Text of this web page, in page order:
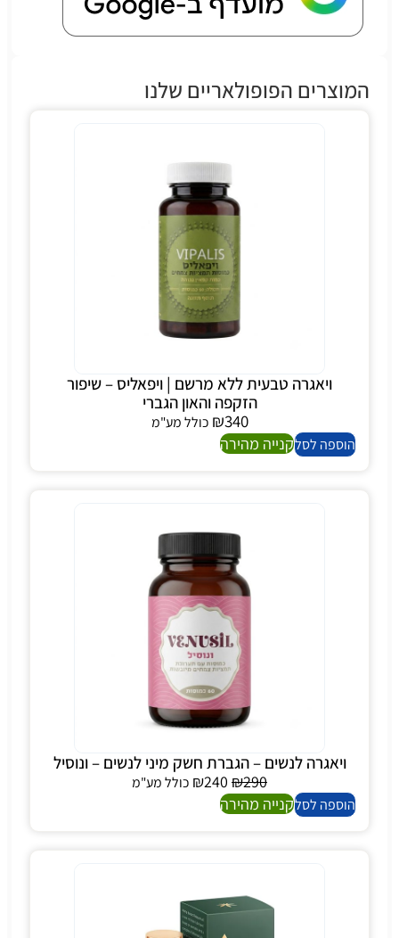
המוצרים הפופולאריים שלנו
ויאגרה טבעית ללא מרשם | ויפאליס – שיפור
הזקפה והאון הגברי
₪340
כולל מע"מ
הוספה לסלקנייה מהירה
ויאגרה לנשים – הגברת חשק מיני לנשים – ונוסיל
₪290
₪240
כולל מע"מ
הוספה לסלקנייה מהירה